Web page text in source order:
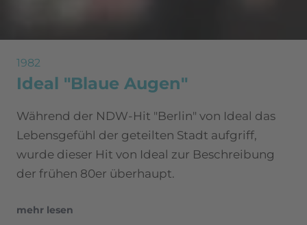
1982
Ideal "Blaue Augen"
Während der NDW-Hit "Berlin" von Ideal das
Lebensgefühl der geteilten Stadt aufgriff,
wurde dieser Hit von Ideal zur Beschreibung
der frühen 80er überhaupt.
mehr lesen